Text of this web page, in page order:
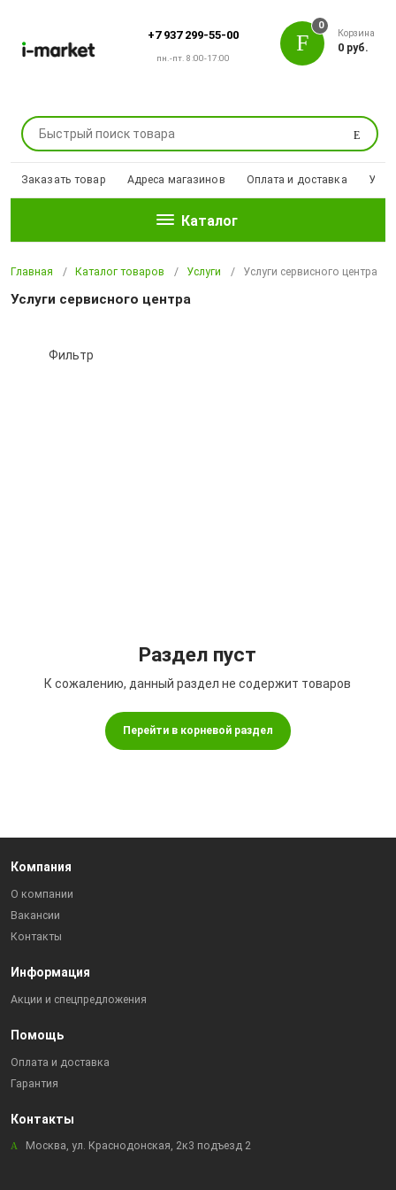
+7 937 299-55-00
пн.-пт. 8:00-17:00
Поиск
0
Корзина
0 руб.
Заказать товар Адреса магазинов Оплата и доставка
Каталог
Главная Каталог товаров Услуги Услуги сервисного центра
Услуги сервисного центра
Фильтр
Раздел пуст
К сожалению, данный раздел не содержит товаров
Перейти в корневой раздел
Компания
О компании
Вакансии
Контакты
Информация
Акции и спецпредложения
Помощь
Оплата и доставка
Гарантия
Контакты
Москва, ул. Краснодонская, 2к3 подъезд 2